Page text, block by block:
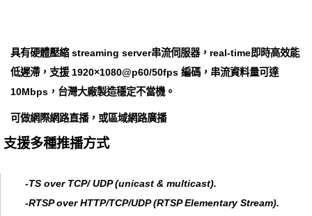
具有硬體壓縮 streaming server串流伺服器，real-time即時高效能
低遲滯，支援 1920×1080@p60/50fps 編碼，串流資料量可達
10Mbps，台灣大廠製造穩定不當機。
可做網際網路直播，或區域網路廣播
支援多種推播方式
-TS over TCP/ UDP (unicast & multicast).
-RTSP over HTTP/TCP/UDP (RTSP Elementary Stream).